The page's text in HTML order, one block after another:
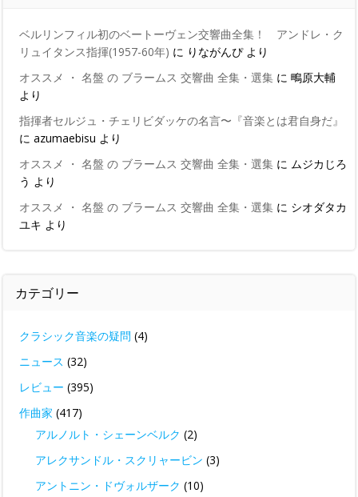
ベルリンフィル初のベートーヴェン交響曲全集！ アンドレ・ク
リュイタンス指揮(1957-60年) に りながんぴより
オススメ ・ 名盤 の ブラームス 交響曲 全集・選集 に 鴫原大輔
より
指揮者セルジュ・チェリビダッケの名言〜『音楽とは君自身だ』
に azumaebisu より
オススメ ・ 名盤 の ブラームス 交響曲 全集・選集 に ムジカじろ
う より
オススメ ・ 名盤 の ブラームス 交響曲 全集・選集 に シオダタカ
ユキ より
カテゴリー
クラシック音楽の疑問 (4)
ニュース (32)
レビュー (395)
作曲家 (417)
アルノルト・シェーンベルク (2)
アレクサンドル・スクリャービン (3)
アントニン・ドヴォルザーク (10)